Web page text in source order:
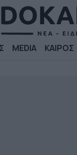
MEDIA ΚΑΙΡΟΣ